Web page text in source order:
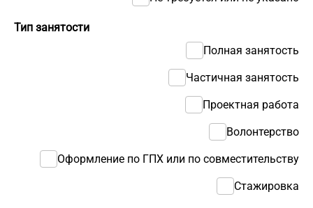
Тип занятости
Полная занятость
Частичная занятость
Проектная работа
Волонтерство
Оформление по ГПХ или по совместительству
Стажировка